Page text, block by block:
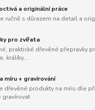
a originální práce
ručně s důrazem na detail a
pro zvířata
praktické dřevěné přepravky
králíky...
míru + gravírování
dřevěné produkty na míru dle
gravírovat